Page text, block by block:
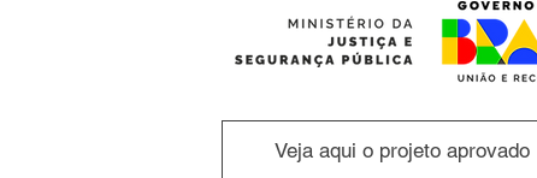
Veja aqui o projeto aprovado